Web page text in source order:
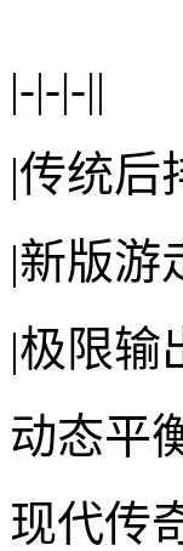
|-|-|-||
|传统后
|新版游
|极限输
动态平
现代传